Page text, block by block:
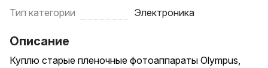
Тип категории Электроника
Описание
Куплю старые пленочные фотоаппараты Olympus,